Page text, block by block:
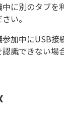
中に別のタブを
い。
参加中にUSB
識できない場